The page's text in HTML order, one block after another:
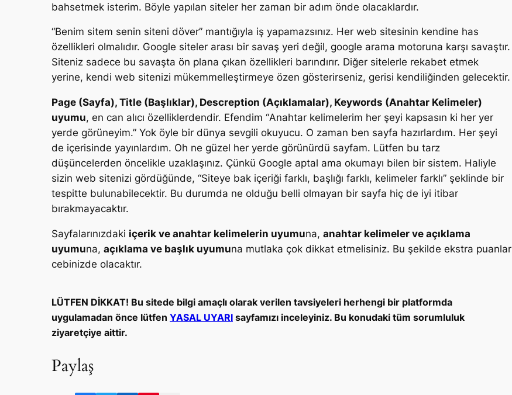
bahsetmek isterim. Böyle yapılan siteler her zaman bir adım önde olacaklardır.
“Benim sitem senin siteni döver” mantığıyla iş yapamazsınız. Her web sitesinin kendine has
özellikleri olmalıdır. Google siteler arası bir savaş yeri değil, google arama motoruna karşı savaştır.
Siteniz sadece bu savaşta ön plana çıkan özellikleri barındırır. Diğer sitelerle rekabet etmek
yerine, kendi web sitenizi mükemmelleştirmeye özen gösterirseniz, gerisi kendiliğinden gelecektir.
Page (Sayfa), Title (Başlıklar), Descreption (Açıklamalar), Keywords (Anahtar Kelimeler)
uyumu, en can alıcı özelliklerdendir. Efendim “Anahtar kelimelerim her şeyi kapsasın ki her yer
yerde görüneyim.” Yok öyle bir dünya sevgili okuyucu. O zaman ben sayfa hazırlardım. Her şeyi
de içerisinde yayınlardım. Oh ne güzel her yerde görünürdü sayfam. Lütfen bu tarz
düşüncelerden öncelikle uzaklaşınız. Çünkü Google aptal ama okumayı bilen bir sistem. Haliyle
sizin web sitenizi gördüğünde, “Siteye bak içeriği farklı, başlığı farklı, kelimeler farklı” şeklinde bir
tespitte bulunabilecektir. Bu durumda ne olduğu belli olmayan bir sayfa hiç de iyi itibar
bırakmayacaktır.
Sayfalarınızdaki içerik ve anahtar kelimelerin uyumuna, anahtar kelimeler ve açıklama
uyumuna, açıklama ve başlık uyumuna mutlaka çok dikkat etmelisiniz. Bu şekilde ekstra puanlar
cebinizde olacaktır.
LÜTFEN DİKKAT! Bu sitede bilgi amaçlı olarak verilen tavsiyeleri herhengi bir platformda
uygulamadan önce lütfen YASAL UYARI sayfamızı inceleyiniz. Bu konudaki tüm sorumluluk
ziyaretçiye aittir.
Paylaş